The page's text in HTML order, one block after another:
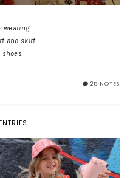
wearing:
and skirt
shoes
25 NOTES